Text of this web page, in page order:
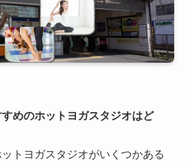
すめのホットヨガスタジオはど
ットヨガスタジオがいくつかある